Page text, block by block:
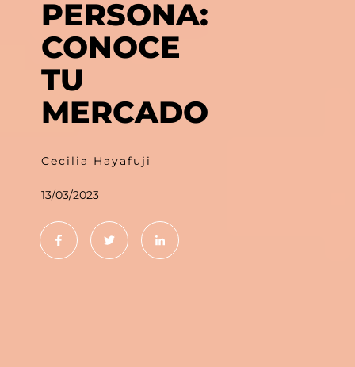
PERSONA:
CONOCE
TU
MERCADO
Cecilia Hayafuji
13/03/2023